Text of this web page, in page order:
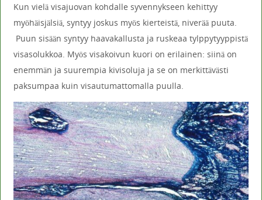
Kun vielä visajuovan kohdalle syvennykseen kehittyy
myöhäisjälsiä, syntyy joskus myös kierteistä, niverää puuta.
Puun sisään syntyy haavakallusta ja ruskeaa tylppytyyppistä
visasolukkoa. Myös visakoivun kuori on erilainen: siinä on
enemmän ja suurempia kivisoluja ja se on merkittävästi
paksumpaa kuin visautumattomalla puulla.